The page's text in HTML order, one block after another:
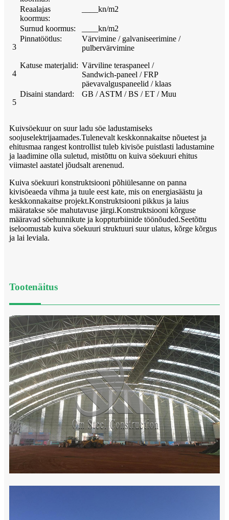
Reaalajas
koormus:
____kn/m2
Surnud koormus: ____kn/m2
3
Pinnatöötlus:
Värvimine / galvaniseerimine /
pulbervärvimine
4
Katuse materjalid: Värviline teraspaneel /
Sandwich-paneel / FRP
päevavalguspaneelid / klaas
5
Disaini standard: GB / ASTM / BS / ET / Muu
Kuivsöekuur on suur ladu söe ladustamiseks
soojuselektrijaamades.Tulenevalt keskkonnakaitse nõuetest ja
ehitusmaa rangest kontrollist tuleb kivisöe puistlasti ladustamine
ja laadimine olla suletud, mistõttu on kuiva söekuuri ehitus
viimastel aastatel jõudsalt arenenud.
Kuiva söekuuri konstruktsiooni põhiülesanne on panna
kivisöeaeda vihma ja tuule eest kate, mis on energiasäästu ja
keskkonnakaitse projekt.Konstruktsiooni pikkus ja laius
määratakse söe mahutavuse järgi.Konstruktsiooni kõrguse
määravad söehunnikute ja koppturbiinide töönõuded.Seetõttu
iseloomustab kuiva söekuuri struktuuri suur ulatus, kõrge kõrgus
ja lai leviala.
Tootenäitus